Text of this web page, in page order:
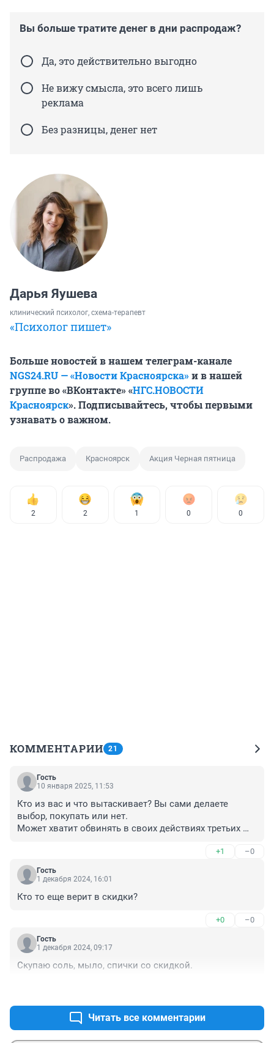
Вы больше тратите денег в дни распродаж?
Да, это действительно выгодно
Не вижу смысла, это всего лишь
реклама
Без разницы, денег нет
Дарья Яушева
клинический психолог, схема-терапевт
«Психолог пишет»
Больше новостей в нашем телеграм-канале
NGS24.RU — «Новости Красноярска»и в нашей
группе во «ВКонтакте» «НГС.НОВОСТИ
Красноярск». Подписывайтесь, чтобы первыми
узнавать о важном.
Распродажа Красноярск Акция Черная пятница
2 2 1 0 0
КОММЕНТАРИИ 21
Гость
10 января 2025, 11:53
Кто из вас и что вытаскивает? Вы сами делаете
выбор, покупать или нет.
Может хватит обвинять в своих действиях третьих
+1 –0
Гость
1 декабря 2024, 16:01
Кто то еще верит в скидки?
+0 –0
Гость
1 декабря 2024, 09:17
Скупаю соль, мыло, спички со скидкой.
Читать все комментарии